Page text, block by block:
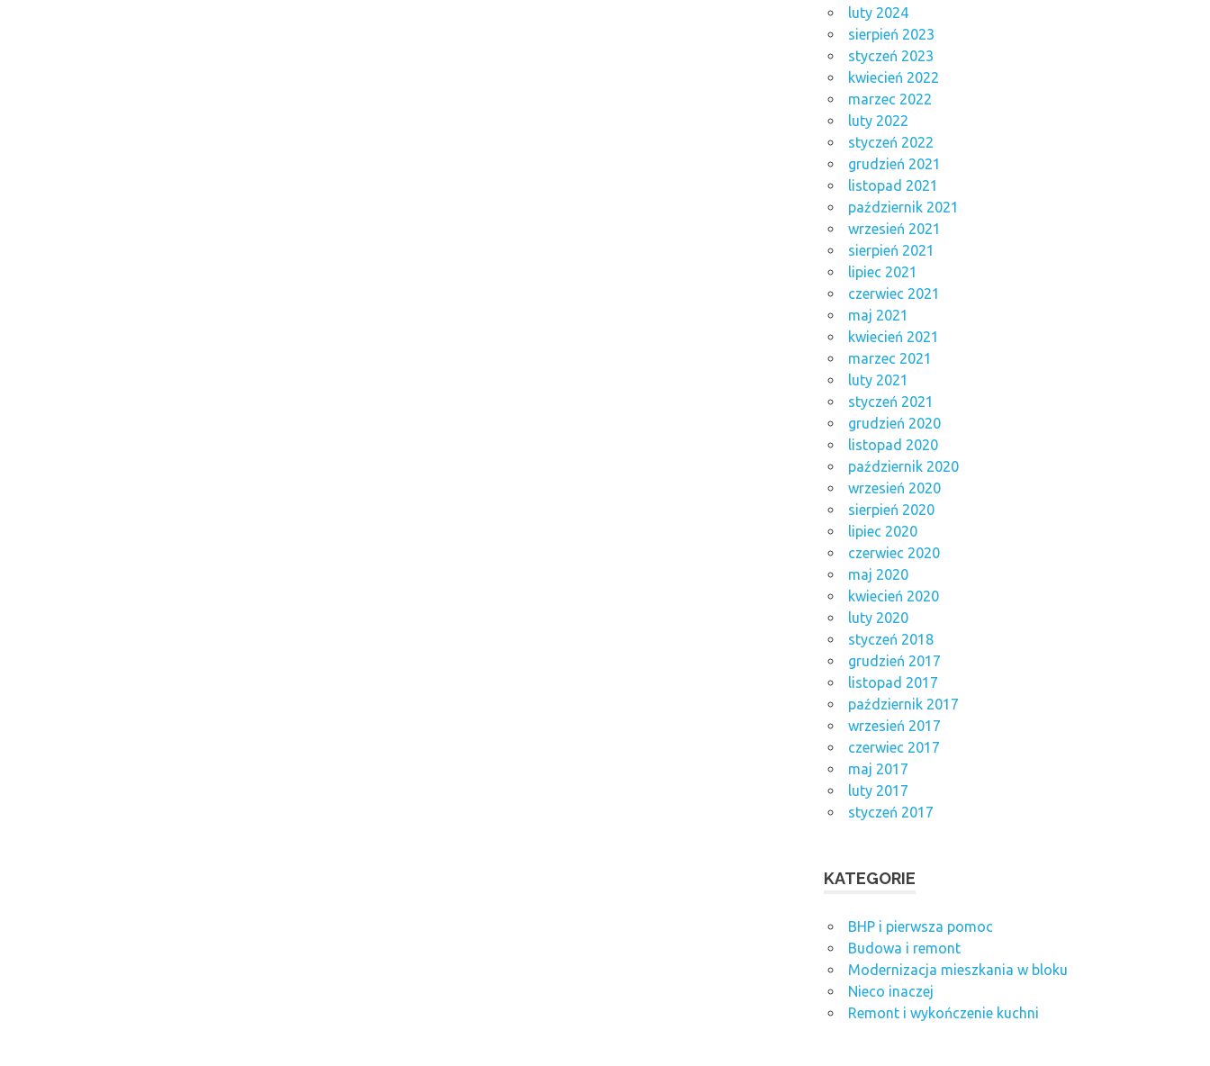
luty 2024
sierpień 2023
styczeń 2023
kwiecień 2022
marzec 2022
luty 2022
styczeń 2022
grudzień 2021
listopad 2021
październik 2021
wrzesień 2021
sierpień 2021
lipiec 2021
czerwiec 2021
maj 2021
kwiecień 2021
marzec 2021
luty 2021
styczeń 2021
grudzień 2020
listopad 2020
październik 2020
wrzesień 2020
sierpień 2020
lipiec 2020
czerwiec 2020
maj 2020
kwiecień 2020
luty 2020
styczeń 2018
grudzień 2017
listopad 2017
październik 2017
wrzesień 2017
czerwiec 2017
maj 2017
luty 2017
styczeń 2017
KATEGORIE
BHP i pierwsza pomoc
Budowa i remont
Modernizacja mieszkania w bloku
Nieco inaczej
Remont i wykończenie kuchni